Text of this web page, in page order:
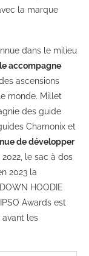
la marque
dans le milieu
accompagne
ascensions
monde. Millet
des guide
Chamonix et
de développer
2022, le sac à dos
2023 la
HOODIE
Awards est
avant les